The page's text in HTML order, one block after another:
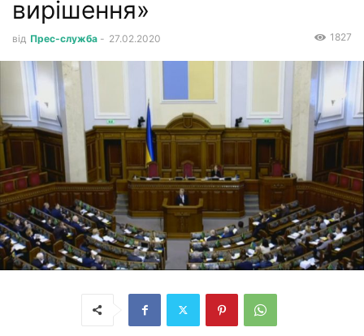
вирішення»
від Прес-служба - 27.02.2020 1827